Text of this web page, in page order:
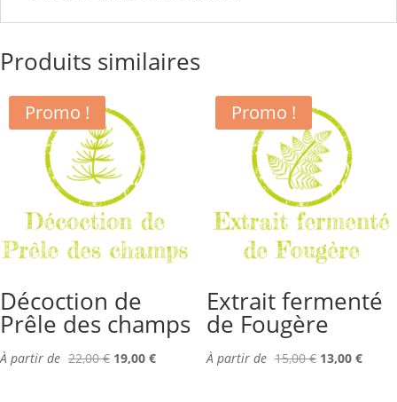
Produits similaires
Promo !
Décoction de
Prêle des champs
À partir de 22,00€ 19,00 €
Promo !
Extrait fermenté
de Fougère
À partir de 15,00€ 13,00 €